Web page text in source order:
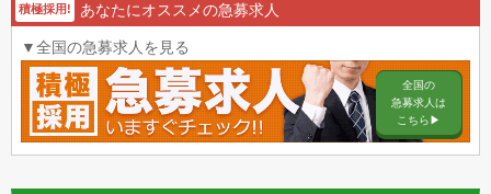
積極採用! あなたにオススメの急募求人
▼全国の急募求人を見る
全国の
急募求人は
こちら▶︎